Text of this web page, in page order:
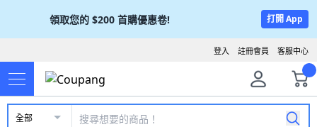
領取您的 $200 首購優惠卷! 打開 App
客服中心
註冊會員
登入
全部